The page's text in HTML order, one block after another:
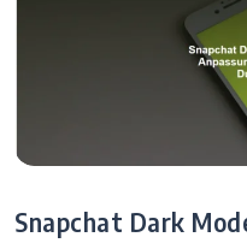
Snapchat Dark